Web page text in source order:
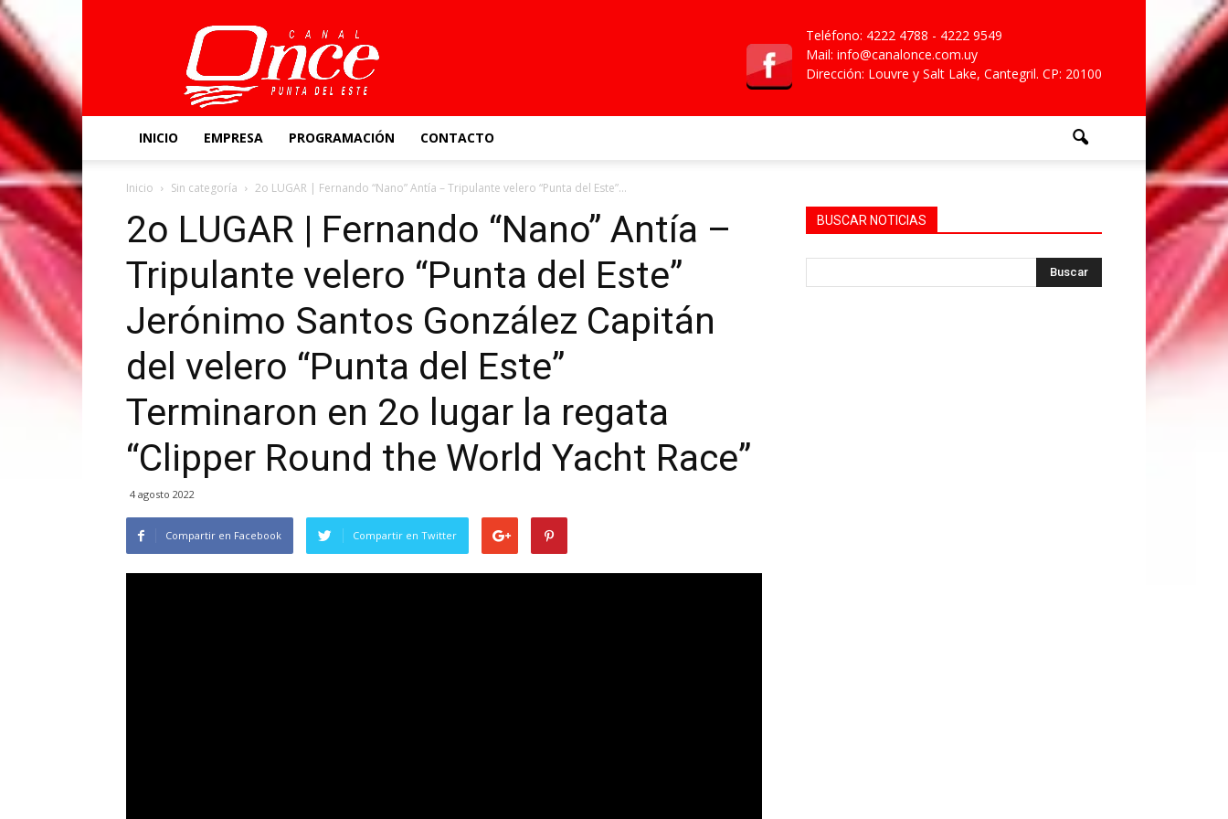
Canal
Once
Teléfono: 4222 4788 - 4222 9549
Mail: info@canalonce.com.uy
Dirección: Louvre y Salt Lake, Cantegril. CP: 20100
INICIO EMPRESA PROGRAMACIÓN CONTACTO
Inicio Sin categoría 2o LUGAR | Fernando “Nano” Antía – Tripulante velero “Punta del Este”...
2o LUGAR | Fernando “Nano” Antía –
Tripulante velero “Punta del Este”
Jerónimo Santos González Capitán
del velero “Punta del Este”
Terminaron en 2o lugar la regata
“Clipper Round the World Yacht Race”
4 agosto 2022
Compartir en Facebook Compartir en Twitter
BUSCAR NOTICIAS